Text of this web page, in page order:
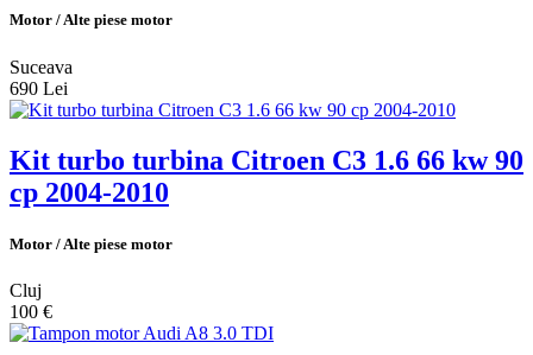
Motor / Alte piese motor
Suceava
690 Lei
Kit turbo turbina Citroen C3 1.6 66 kw 90
cp 2004-2010
Motor / Alte piese motor
Cluj
100 €